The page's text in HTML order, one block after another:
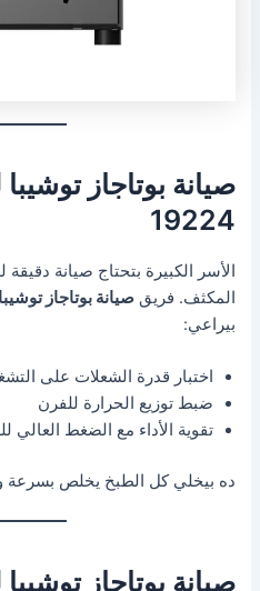
صيانة بوتاجاز
19224
الأسر الكبيرة بتحتاج صيانة دقيقة
المكثف. فريقصيانة بوتاجاز توشيبا
بيراعي:
اختبار قدرة الشعلات على
ضبط توزيع الحرارة للفرن
تقوية الأداء مع الضغط العالي
ده بيخلي كل الطبخ يخلص بسرعة
صيانة بوتاجاز